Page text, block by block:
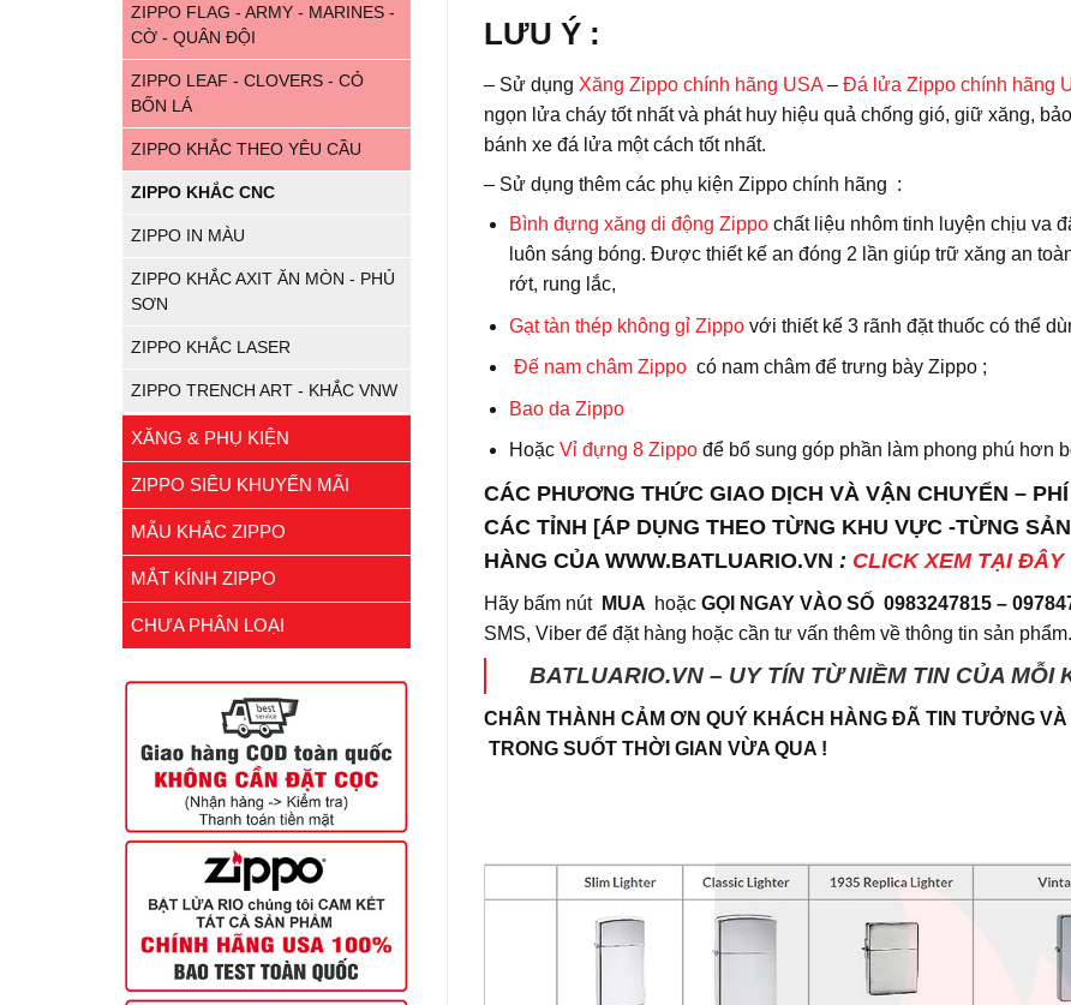
ZIPPO FLAG - ARMY - MARINES -
CỜ - QUÂN ĐỘI
ZIPPO LEAF - CLOVERS - CỎ
BỐN LÁ
ZIPPO KHẮC THEO YÊU CẦU
ZIPPO KHẮC CNC
ZIPPO IN MÀU
ZIPPO KHẮC AXIT ĂN MÒN - PHỦ
SƠN
ZIPPO KHẮC LASER
ZIPPO TRENCH ART - KHẮC VNW
XĂNG & PHỤ KIỆN
ZIPPO SIÊU KHUYẾN MÃI
MẪU KHẮC ZIPPO
MẮT KÍNH ZIPPO
CHƯA PHÂN LOẠI
LƯU Ý :
– Sử dụng Xăng Zippo chính hãng USA – Đá lửa Zippo chính hãng
ngọn lửa cháy tốt nhất và phát huy hiệu quả chống gió, giữ xăng,
bánh xe đá lửa một cách tốt nhất.
– Sử dụng thêm các phụ kiện Zippo chính hãng :
Bình đựng xăng di động Zippochất liệu nhôm tinh luyện chịu va
luôn sáng bóng. Được thiết kế an đóng 2 lần giúp trữ xăng an
rớt, rung lắc,
Gạt tàn thép không gỉ Zippo với thiết kế 3 rãnh đặt thuốc có thể
Đế nam châm Zippocó nam châm để trưng bày Zippo ;
Bao da Zippo
Hoặc Vỉ đựng 8 Zippođể bổ sung góp phần làm phong phú hơn
CÁC PHƯƠNG THỨC GIAO DỊCH VÀ VẬN CHUYỂN –
CÁC TỈNH [ÁP DỤNG THEO TỪNG KHU VỰC -TỪNG
HÀNG CỦA WWW.BATLUARIO.VN : CLICK XEM TẠI ĐÂY
Hãy bấm nút MUA hoặc GỌI NGAY VÀO SỐ 0983247815 –
SMS, Viber để đặt hàng hoặc cần tư vấn thêm về thông tin sản phẩm.
BATLUARIO.VN – UY TÍN TỪ NIỀM TIN CỦA MỖI
CHÂN THÀNH CẢM ƠN QUÝ KHÁCH HÀNG ĐÃ TIN TƯỞNG VÀ
TRONG SUỐT THỜI GIAN VỪA QUA !